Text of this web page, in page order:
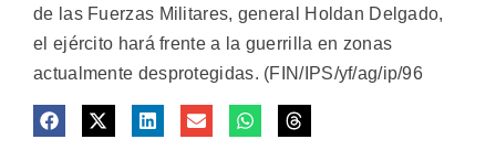
de las Fuerzas Militares, general Holdan Delgado,
el ejército hará frente a la guerrilla en zonas
actualmente desprotegidas. (FIN/IPS/yf/ag/ip/96